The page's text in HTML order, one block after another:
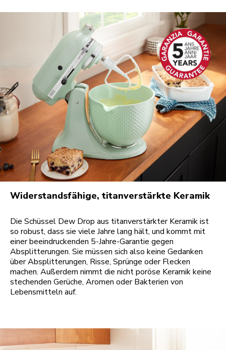
Widerstandsfähige, titanverstärkte Keramik
Die Schüssel Dew Drop aus titanverstärkter Keramik ist
so robust, dass sie viele Jahre lang hält, und kommt mit
einer beeindruckenden 5-Jahre-Garantie gegen
Absplitterungen. Sie müssen sich also keine Gedanken
über Absplitterungen, Risse, Sprünge oder Flecken
machen. Außerdem nimmt die nicht poröse Keramik keine
stechenden Gerüche, Aromen oder Bakterien von
Lebensmitteln auf.